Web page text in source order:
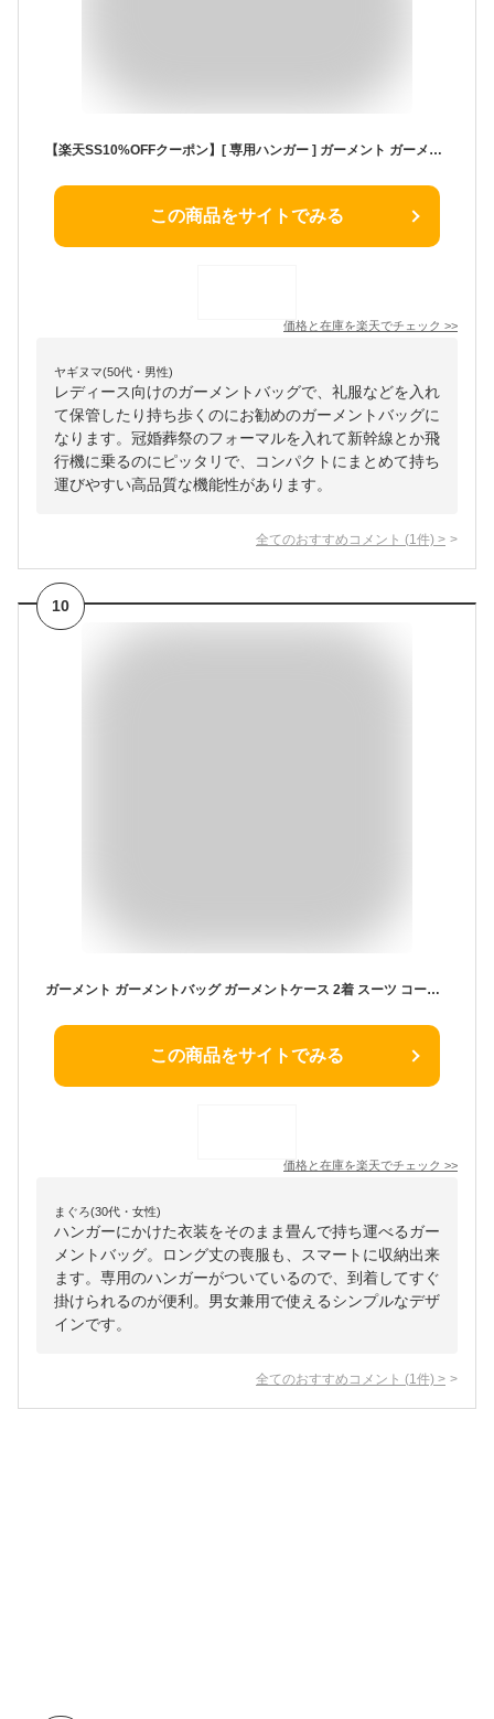
【楽天SS10%OFFクーポン】[ 専用ハンガー ] ガーメント ガーメントバッグ 礼装バッグ 衣装バッグ スーツ 持ち運び 礼服 礼装 衣装 出張 ビジネス ガーメントケース メンズ レディース ハンガー付き 冠婚葬祭 収納 キャリー おしゃれ GOLDMEN GA1902 父の日
この商品をサイトでみる
価格と在庫を楽天でチェック >>
ヤギヌマ(50代・男性)
レディース向けのガーメントバッグで、礼服などを入れ
て保管したり持ち歩くのにお勧めのガーメントバッグに
なります。冠婚葬祭のフォーマルを入れて新幹線とか飛
行機に乗るのにピッタリで、コンパクトにまとめて持ち
運びやすい高品質な機能性があります。
全てのおすすめコメント (1 件) >
10
ガーメント ガーメントバッグ ガーメントケース 2着 スーツ コート ドレス 礼装 礼服 衣装 バッグ 持ち運び 冠婚葬祭 結婚式 三つ折り レディース 専用ハンガー付き 2本 KBN13058
この商品をサイトでみる
価格と在庫を楽天でチェック >>
まぐろ(30代・女性)
ハンガーにかけた衣装をそのまま畳んで持ち運べるガー
メントバッグ。ロング丈の喪服も、スマートに収納出来
ます。専用のハンガーがついているので、到着してすぐ
掛けられるのが便利。男女兼用で使えるシンプルなデザ
インです。
全てのおすすめコメント (1 件) >